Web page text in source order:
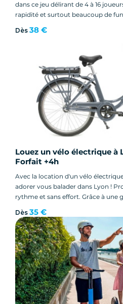
dans ce jeu délirant de 4 à 16
rapidité et surtout beaucoup de
Dès 38 €
Louez un vélo électrique à
Forfait +4h
Avec la location d'un vélo
adorer vous balader dans Lyon !
rythme et sans effort. Grâce à une
Dès 35 €